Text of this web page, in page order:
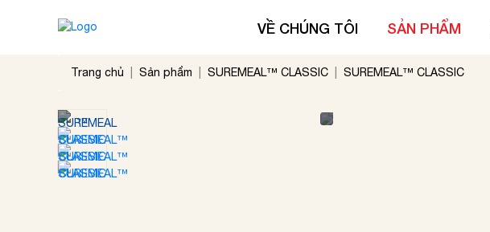
VỀ CHÚNG TÔI SẢN PHẨM
Trang chủ Sản phẩm SUREMEAL™ CLASSIC SUREMEAL™ CLASSIC